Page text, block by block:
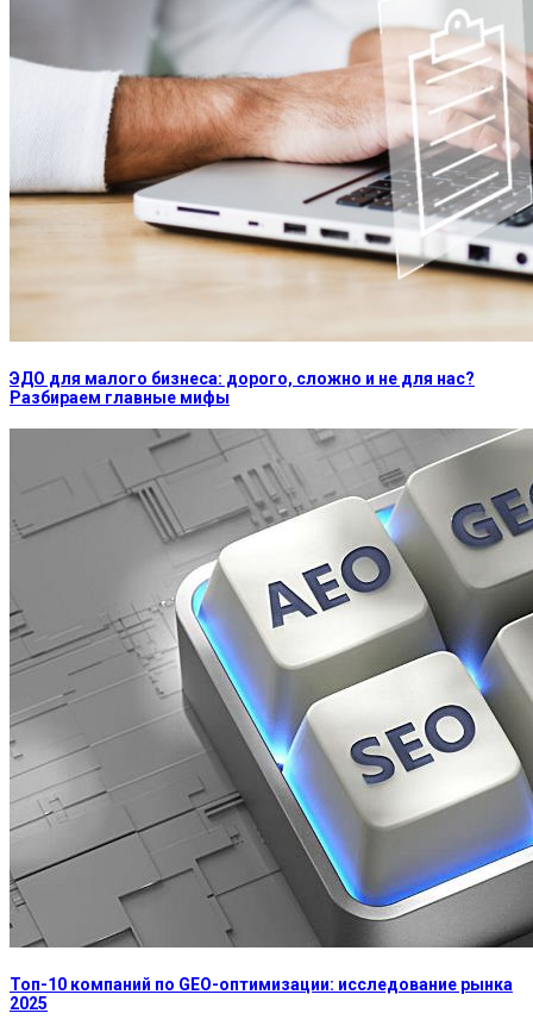
ЭДО для малого бизнеса: дорого, сложно и не для нас?
Разбираем главные мифы
Топ-10 компаний по GEO-оптимизации: исследование рынка
2025